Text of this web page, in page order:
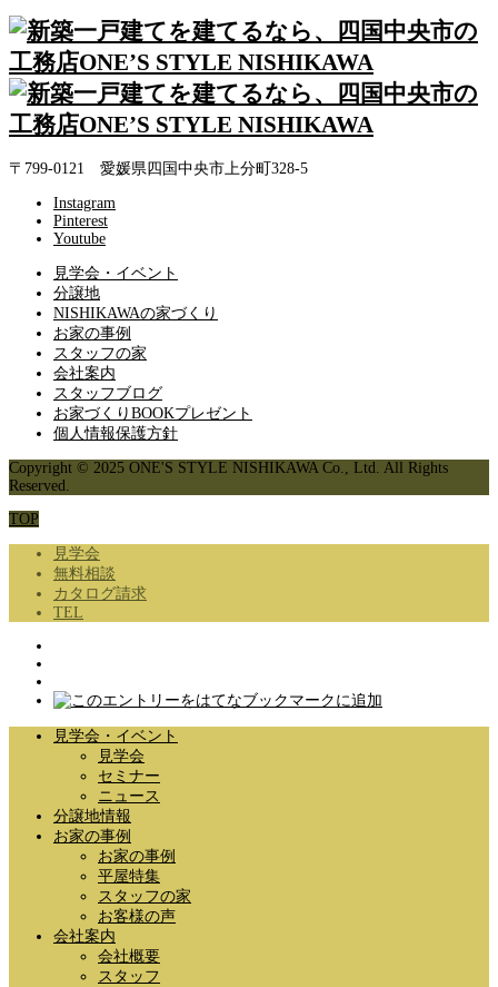
〒799-0121 愛媛県四国中央市上分町328-5
Instagram
Pinterest
Youtube
見学会・イベント
分譲地
NISHIKAWAの家づくり
お家の事例
スタッフの家
会社案内
スタッフブログ
お家づくりBOOKプレゼント
個人情報保護方針
Copyright © 2025 ONE'S STYLE NISHIKAWA Co., Ltd. All Rights
Reserved.
TOP
見学会
無料相談
カタログ請求
TEL
見学会・イベント
見学会
セミナー
ニュース
分譲地情報
お家の事例
お家の事例
平屋特集
スタッフの家
お客様の声
会社案内
会社概要
スタッフ